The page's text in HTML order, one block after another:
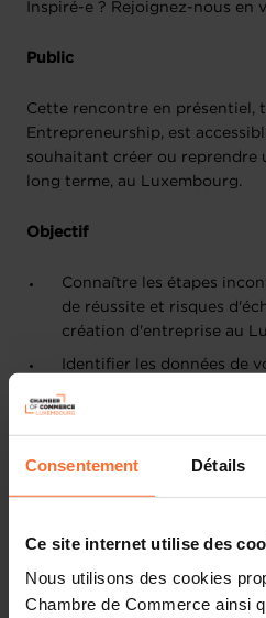
Consentement Détails
Ce site internet utilise des
Nous utilisons des cookies
Chambre de Commerce ainsi
Inspiré-e ? Rejoignez-nous en
Public
Cette rencontre en présentiel,
Entrepreneurship, est
souhaitant créer ou reprendre
long terme, au Luxembourg.
Objectif
Connaître les étapes
de réussite et risques
création d'entreprise au
Identifier les données de
économique, juridique et
Identifier les organismes,
Thèmes abordés